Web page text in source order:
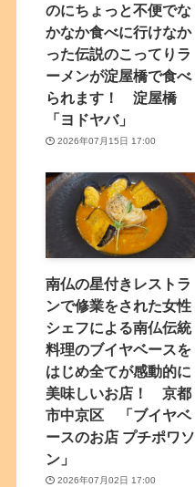
のにちょっと不便でな
かなか食べに行けなか
った伝説のこってりラ
ーメンが淀屋橋で食べ
られます！ 淀屋橋
「ヨドヤバ」
2026年07月15日 17:00
南仏の星付きレストラ
ンで修業をされた女性
シェフによる南仏伝統
料理のブイヤベースを
はじめ全てが感動的に
美味しいお店！ 京都
市中京区 「ブイヤベ
ースのお店 プチポワソ
ン」
2026年07月02日 17:00